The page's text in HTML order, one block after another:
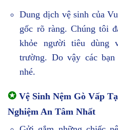
Dung dịch vệ sinh của
gốc rõ ràng. Chúng tôi
khỏe người tiêu dùng
trường. Do vậy các
nhé.
✪ Vệ Sinh Nệm Gò Vấp
Nghiệm An Tâm Nhất